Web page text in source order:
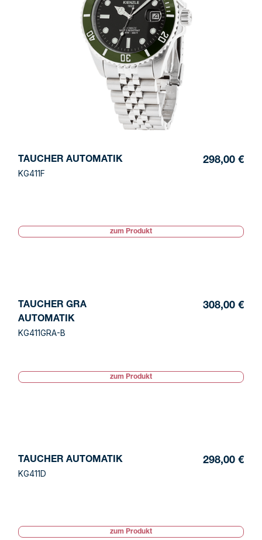
TAUCHER AUTOMATIK
KG411F
298,00 €
zum Produkt
TAUCHER GRA
AUTOMATIK
KG411GRA-B
308,00 €
zum Produkt
TAUCHER AUTOMATIK
KG411D
298,00 €
zum Produkt